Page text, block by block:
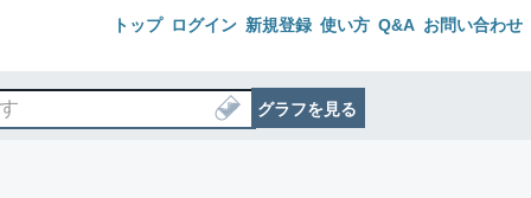
トップ ログイン 新規登録 使い方 Q&A お問い合わせ
グラフを見る